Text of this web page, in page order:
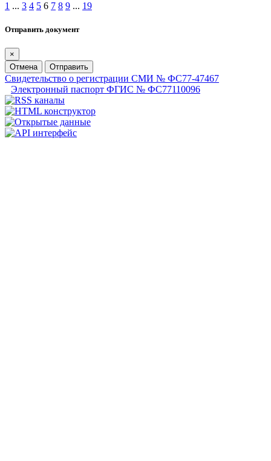
1 ... 3 4 5 6 7 8 9 ... 19
Отправить документ
×
Отмена
Отправить
Свидетельство о регистрации СМИ № ФС77-47467
Электронный паспорт ФГИС № ФС77110096